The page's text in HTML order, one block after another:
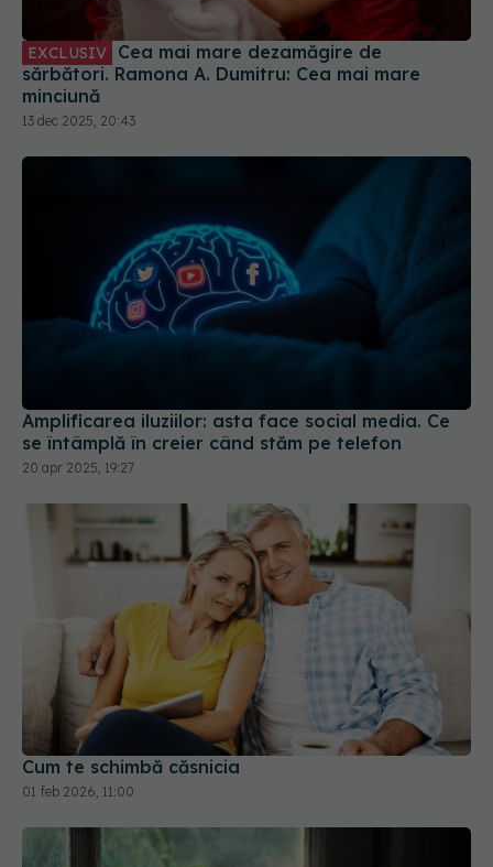
EXCLUSIV
sărbători. Ramona A. Dumitru: Cea mai mare
minciună
13 dec 2025, 20:43
Amplificarea iluziilor: asta face social media. Ce
se întâmplă în creier când stăm pe telefon
20 apr 2025, 19:27
Cum te schimbă căsnicia
01 feb 2026, 11:00